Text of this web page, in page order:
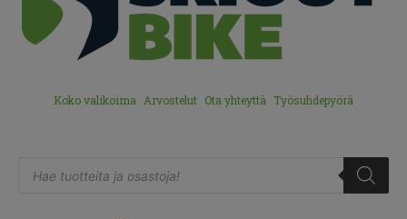
Koko valikoima Arvostelut Ota yhteyttä Työsuhdepyörä